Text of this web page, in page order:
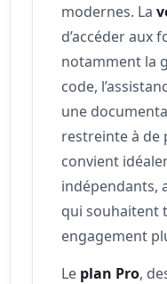
modernes. La
d’accéder aux
notamment la
code,
une
restreinte à de
convient
indépendants,
qui souhaitent
engagement
Le plan Pro,